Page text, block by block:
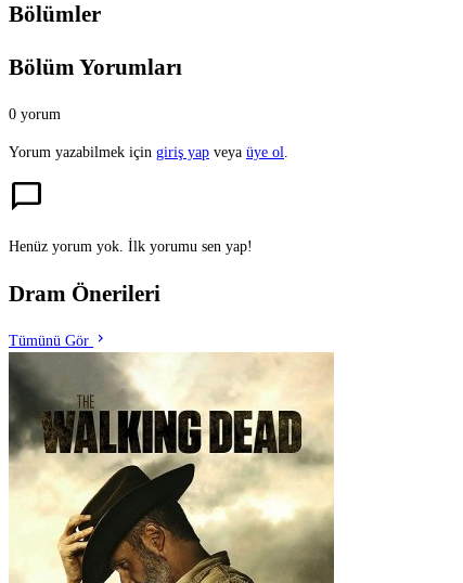
Bölümler
Bölüm Yorumları
0 yorum
Yorum yazabilmek için giriş yap veya üye ol.
chat_bubble
Henüz yorum yok. İlk yorumu sen yap!
Dram Önerileri
Tümünü Gör chevron_right